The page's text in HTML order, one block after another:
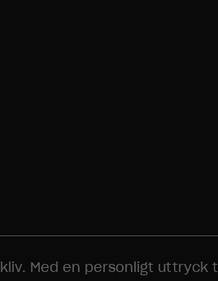
Med en personligt